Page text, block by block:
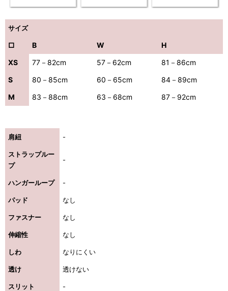
サイズ
□ B W
H
XS
77－82cm 57－62cm
81－86cm
S
80－85cm 60－65cm
84－89cm
M
83－88cm 63－68cm 87－92cm
肩紐 -
ストラップルー
プ
-
ハンガーループ -
パッド なし
ファスナー なし
伸縮性 なし
しわ なりにくい
透け 透けない
スリット -